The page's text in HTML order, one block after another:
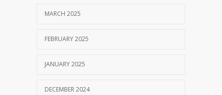
MARCH 2025
FEBRUARY 2025
JANUARY 2025
DECEMBER 2024